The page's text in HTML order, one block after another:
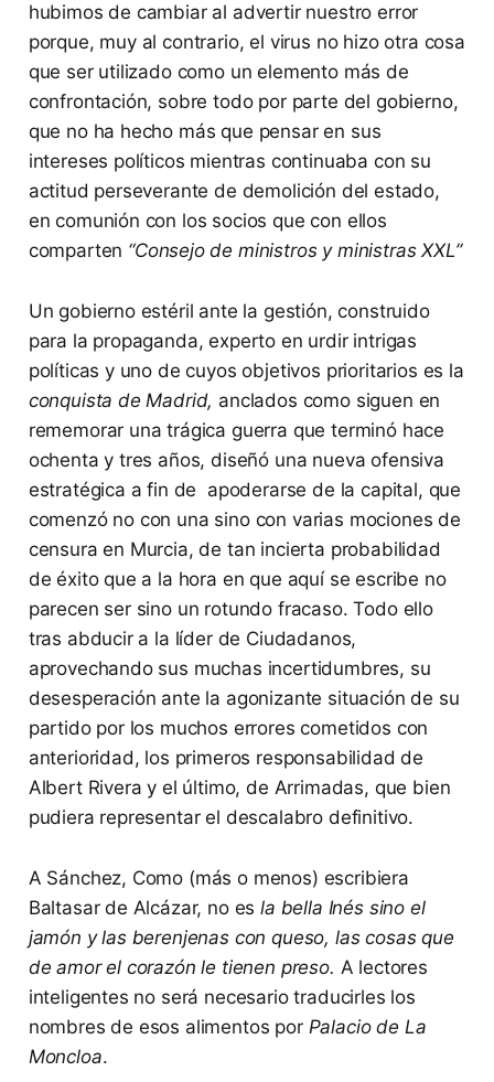
hubimos de cambiar al advertir nuestro error
porque, muy al contrario, el virus no hizo otra cosa
que ser utilizado como un elemento más de
confrontación, sobre todo por parte del gobierno,
que no ha hecho más que pensar en sus
intereses políticos mientras continuaba con su
actitud perseverante de demolición del estado,
en comunión con los socios que con ellos
comparten “Consejo de ministros y ministras XXL”
Un gobierno estéril ante la gestión, construido
para la propaganda, experto en urdir intrigas
políticas y uno de cuyos objetivos prioritarios es la
conquista de Madrid, anclados como siguen en
rememorar una trágica guerra que terminó hace
ochenta y tres años, diseñó una nueva ofensiva
estratégica a fin de apoderarse de la capital, que
comenzó no con una sino con varias mociones de
censura en Murcia, de tan incierta probabilidad
de éxito que a la hora en que aquí se escribe no
parecen ser sino un rotundo fracaso. Todo ello
tras abducir a la líder de Ciudadanos,
aprovechando sus muchas incertidumbres, su
desesperación ante la agonizante situación de su
partido por los muchos errores cometidos con
anterioridad, los primeros responsabilidad de
Albert Rivera y el último, de Arrimadas, que bien
pudiera representar el descalabro definitivo.
A Sánchez, Como (más o menos) escribiera
Baltasar de Alcázar, no es la bella Inés sino el
jamón y las berenjenas con queso, las cosas que
de amor el corazón le tienen preso. A lectores
inteligentes no será necesario traducirles los
nombres de esos alimentos por Palacio de La
Moncloa.